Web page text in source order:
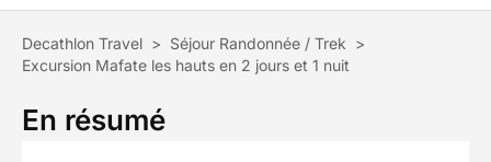
Decathlon Travel > Séjour Randonnée / Trek >
Excursion Mafate les hauts en 2 jours et 1 nuit
En résumé